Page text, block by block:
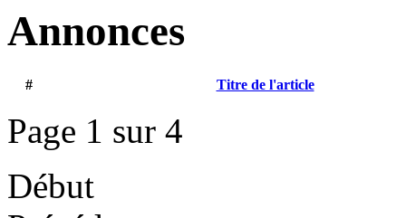
Annonces
# Titre de l'article
Page 1 sur 4
Début